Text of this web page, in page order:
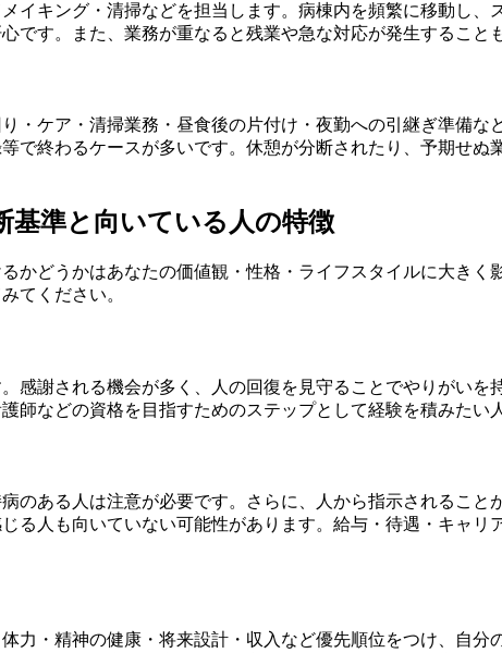
イキング・清掃などを担当します。病棟内を頻繁に移動し
です。また、業務が重なると残業や急な対応が発生すること
・ケア・清掃業務・昼食後の片付け・夜勤への引継ぎ準備
で終わるケースが多いです。休憩が分断されたり、予期せ
基準と向いている人の特徴
かどうかはあなたの価値観・性格・ライフスタイルに大き
てください。
感謝される機会が多く、人の回復を見守ることでやりがい
師などの資格を目指すためのステップとして経験を積みたい
のある人は注意が必要です。さらに、人から指示されるこ
る人も向いていない可能性があります。給与・待遇・キャ
力・精神の健康・将来設計・収入など優先順位をつけ、自